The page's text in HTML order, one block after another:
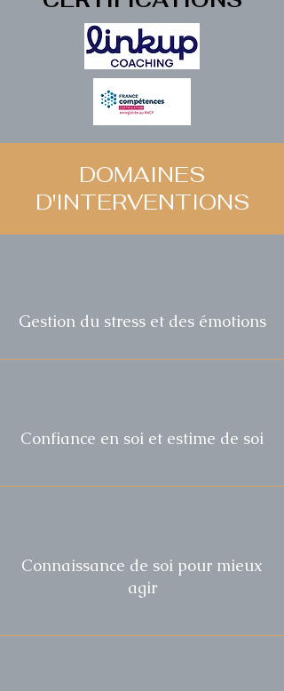
DOMAINES
D'INTERVENTIONS
Gestion du stress et des émotions
Confiance en soi et estime de soi
Connaissance de soi pour mieux
agir